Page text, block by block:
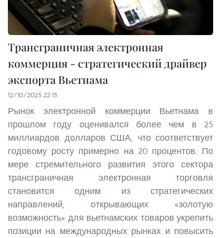
Трансграничная электронная
коммерция - стратегический драйвер
экспорта Вьетнама
12/10/2025 22:15
Рынок электронной коммерции Вьетнама в
прошлом году оценивался более чем в 25
миллиардов долларов США, что соответствует
годовому росту примерно на 20 процентов. По
мере стремительного развития этого сектора
трансграничная электронная торговля
становится одним из стратегических
направлений, открывающих «золотую
возможность» для вьетнамских товаров укрепить
позиции на международных рынках и повысить